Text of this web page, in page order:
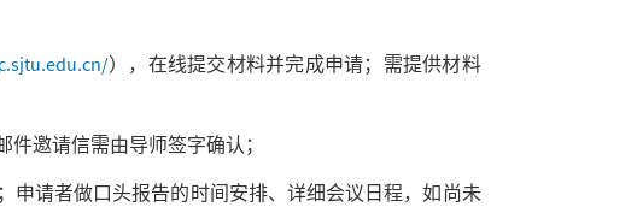
），在线提交材料并完成申请；需提供材料
邀请信需由导师签字确认；
申请者做口头报告的时间安排、详细会议日程，如尚未